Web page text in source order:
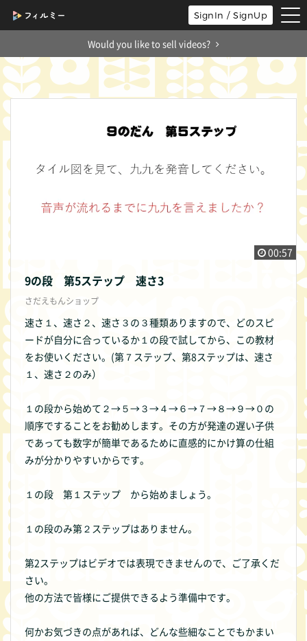
SignIn / SignUp
Would you like to sell videos?
00:57
9の段 第5ステップ 速さ3
さだえもんショップ
速さ１、速さ２、速さ３の３種類ありますので、どのスピ
ードが自分に合っているか１の段で試してから、この教材
をお使いください。(第７ステップ、第8ステップは、速さ
１、速さ２のみ）
１の段から始めて２→５→３→４→６→７→８→９→０の
順序ですることをお勧めします。その方が発達の遅い子供
であっても数字が簡単であるために直感的にかけ算の仕組
みが分かりやすいからです。
１の段 第１ステップ から始めましょう。
１の段のみ第２ステップはありません。
第2ステップはビデオでは表現できませんので、ご了承くだ
さい。
他の方法で皆様にご提供できるよう準備中です。
何かお気づきの点があれば、どんな些細なことでもかまい